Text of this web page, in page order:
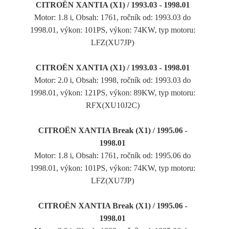
CITROËN XANTIA (X1) / 1993.03 - 1998.01
Motor: 1.8 i, Obsah: 1761, ročník od: 1993.03 do
1998.01, výkon: 101PS, výkon: 74KW, typ motoru:
LFZ(XU7JP)
CITROËN XANTIA (X1) / 1993.03 - 1998.01
Motor: 2.0 i, Obsah: 1998, ročník od: 1993.03 do
1998.01, výkon: 121PS, výkon: 89KW, typ motoru:
RFX(XU10J2C)
CITROËN XANTIA Break (X1) / 1995.06 -
1998.01
Motor: 1.8 i, Obsah: 1761, ročník od: 1995.06 do
1998.01, výkon: 101PS, výkon: 74KW, typ motoru:
LFZ(XU7JP)
CITROËN XANTIA Break (X1) / 1995.06 -
1998.01